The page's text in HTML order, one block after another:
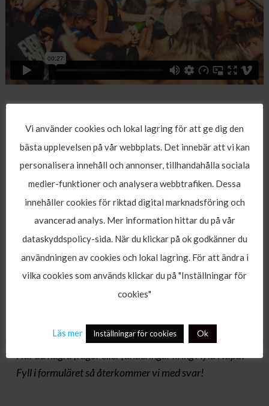
Partybåt är en av veckans absoluta höjdpunkter. 3,5
timmar ute i det kristallblåa medelhavsvattnet med
en unik trevånings yacht. Mat ingår i priset och
serveras direkt efter båten lämnar hamnen. Det är
party, shower, fest och lekar under hela båtfärden.
Det spelas musik av Djs från de populäraste
nattklubbarna i Ayia Napa tillsammans med
dansgolvet på översta våningen får denna yacht en
otrolig atmosfär. Båten stannar ca 3 gånger på så
kallade badstopp där alla får svalka sig i det
barskolan!
Har du några frågor eller funderingar kring Ayia Napa?
Fyll i formuläret så återkommer vi med svar!
Vi använder cookies och lokal lagring för att ge dig den
bästa upplevelsen på vår webbplats. Det innebär att vi kan
personalisera innehåll och annonser, tillhandahålla sociala
medier-funktioner och analysera webbtrafiken. Dessa
innehåller cookies för riktad digital marknadsföring och
avancerad analys. Mer information hittar du på vår
dataskyddspolicy-sida. När du klickar på ok godkänner du
användningen av cookies och lokal lagring. För att ändra i
vilka cookies som används klickar du på "Inställningar för
cookies"
Läs mer Inställningar för cookies Ok